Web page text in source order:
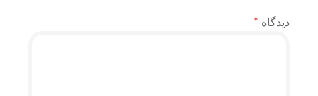
دیدگاه *